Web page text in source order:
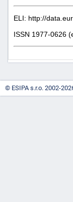
ELI: http://
ISSN 1977-0626
© ESIPA s.r.o. 2002-